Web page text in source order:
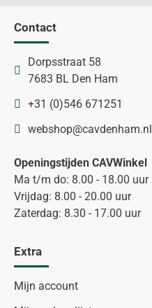
Contact
Dorpsstraat 58
7683 BL Den Ham
+31 (0)546 671251
webshop@cavdenham.nl
Openingstijden CAVWinkel
Ma t/m do: 8.00 - 18.00 uur
Vrijdag: 8.00 - 20.00 uur
Zaterdag: 8.30 - 17.00 uur
Extra
Mijn account